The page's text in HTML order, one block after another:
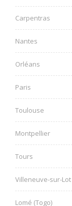
Carpentras
Nantes
Orléans
Paris
Toulouse
Montpellier
Tours
Villeneuve-sur-Lot
Lomé (Togo)